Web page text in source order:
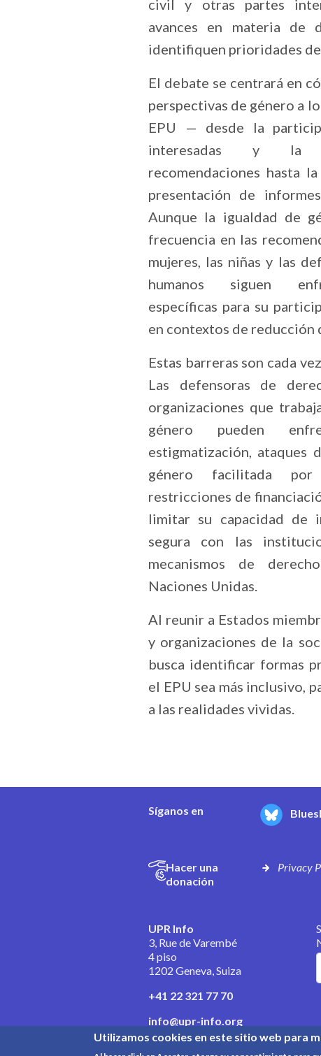
civil y otras partes
avances en materia de
identifiquen prioridades
El debate se centrará en
perspectivas de género a
EPU — desde la
interesadas y la
recomendaciones hasta
presentación de
Aunque la igualdad de
frecuencia en las
mujeres, las niñas y las
humanos siguen
específicas para su
en contextos de reducción
Estas barreras son cada
Las defensoras de
organizaciones que
género pueden
estigmatización, ataques
género facilitada
restricciones de
limitar su capacidad de
segura con las
mecanismos de
Naciones Unidas.
Al reunir a Estados
y organizaciones de la
busca identificar formas
el EPU sea más inclusivo,
a las realidades vividas.
Síganos en
Hacer una
donación
Privacy
UPR Info
3, Rue de Varembé
4 piso
1202 Geneva, Suiza
+41 22 321 77 70
info@upr-info.org
Utilizamos cookies en este sitio web para